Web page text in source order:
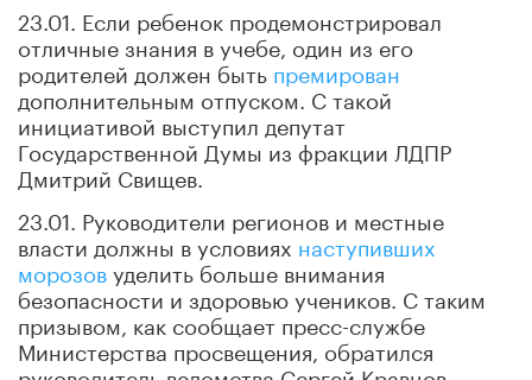
23.01. Если ребенок продемонстрировал
отличные знания в учебе, один из его
родителей должен быть премирован
дополнительным отпуском. С такой
инициативой выступил депутат
Государственной Думы из фракции ЛДПР
Дмитрий Свищев.
23.01. Руководители регионов и местные
власти должны в условиях наступивших
морозовуделить больше внимания
безопасности и здоровью учеников. С таким
призывом, как сообщает пресс-службе
Министерства просвещения, обратился